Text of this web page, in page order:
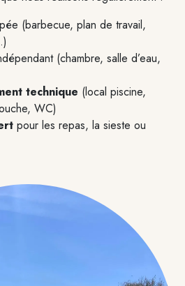
(barbecue, plan de travail,
(chambre, salle d’eau,
technique (local piscine,
WC)
pour les repas, la sieste ou